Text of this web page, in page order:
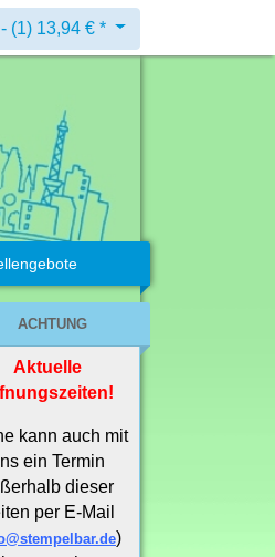
(1) 13,94 € *
ACHTUNG
Aktuelle
kann auch mit
ein Termin
dieser
per E-Mail
)